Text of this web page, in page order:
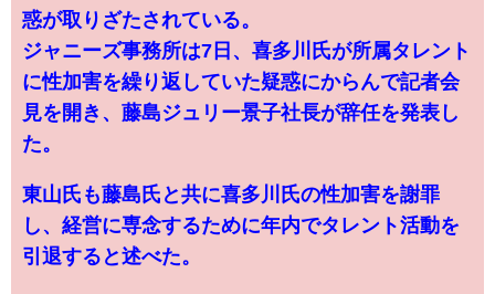
惑が取りざたされている。
ジャニーズ事務所は7日、喜多川氏が所属タレント
に性加害を繰り返していた疑惑にからんで記者会
見を開き、藤島ジュリー景子社長が辞任を発表し
た。
東山氏も藤島氏と共に喜多川氏の性加害を謝罪
し、経営に専念するために年内でタレント活動を
引退すると述べた。